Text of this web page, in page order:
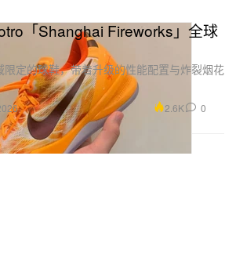
「Shanghai Fireworks」全球
定的球鞋，带着升级的性能配置与炸裂烟花
2.6K 0